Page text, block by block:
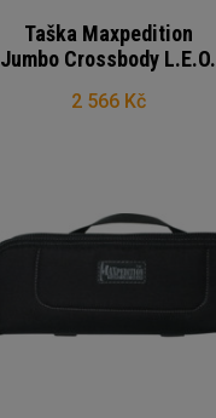
Taška Maxpedition
Jumbo Crossbody L.E.O.
2 566 Kč